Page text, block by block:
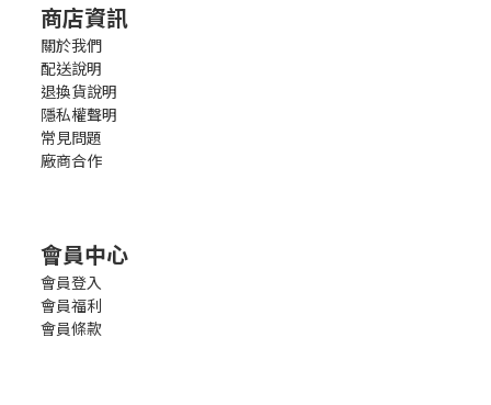
商店資訊
關於我們
配送說明
退換貨說明
隱私權聲明
常見問題
廠商合作
會員中心
會員登入
會員福利
會員條款